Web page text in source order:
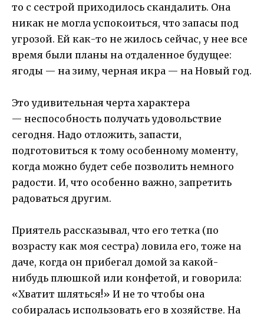
то с сестрой приходилось скандалить. Она
никак не могла успокоиться, что запасы под
угрозой. Ей как-то не жилось сейчас, у нее все
время были планы на отдаленное будущее:
ягоды — на зиму, черная икра — на Новый год.
Это удивительная черта характера
— неспособность получать удовольствие
сегодня. Надо отложить, запасти,
подготовиться к тому особенному моменту,
когда можно будет себе позволить немного
радости. И, что особенно важно, запретить
радоваться другим.
Приятель рассказывал, что его тетка (по
возрасту как моя сестра) ловила его, тоже на
даче, когда он прибегал домой за какой-
нибудь плюшкой или конфетой, и говорила:
«Хватит шляться!» И не то чтобы она
собиралась использовать его в хозяйстве. На